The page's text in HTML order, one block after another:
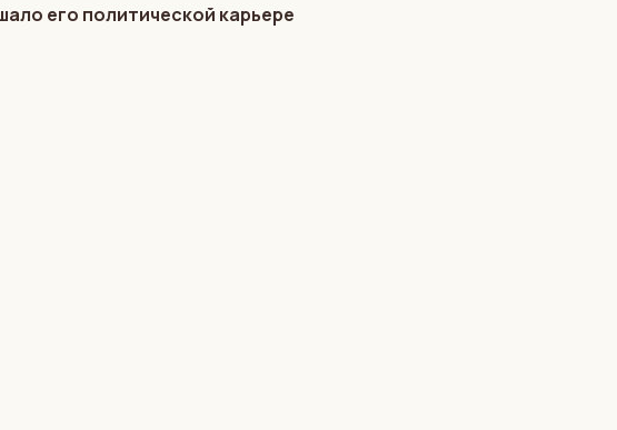
его политической карьере